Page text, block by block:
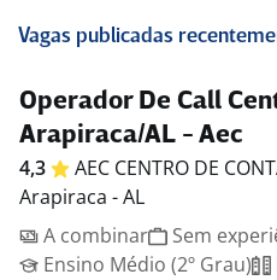
Vagas publicadas
Operador De Call
Arapiraca/AL - Aec
4,3 AEC CENTRO DE
Arapiraca - AL
A combinar
Sem
Ensino Médio (2º Grau)